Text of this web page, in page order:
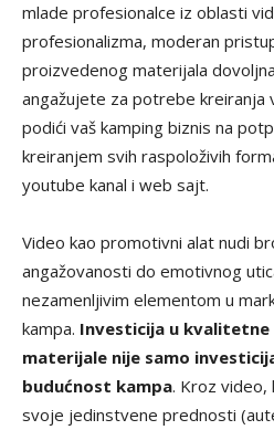
mlade profesionalce iz oblasti
profesionalizma, moderan
proizvedenog materijala
angažujete za potrebe kreiranja
podići vaš kamping biznis na
kreiranjem svih raspoloživih
youtube kanal i web sajt.
Video kao promotivni alat nudi
angažovanosti do emotivnog
nezamenljivim elementom u
kampa. Investicija u
materijale nije samo
budućnost kampa. Kroz video,
svoje jedinstvene prednosti